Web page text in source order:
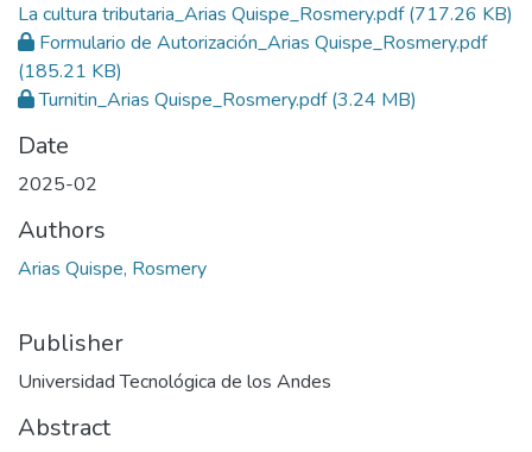
La cultura tributaria_Arias Quispe_Rosmery.pdf(717.26 KB)
Formulario de Autorización_Arias Quispe_Rosmery.pdf
(185.21 KB)
Turnitin_Arias Quispe_Rosmery.pdf(3.24 MB)
Date
2025-02
Authors
Arias Quispe, Rosmery
Publisher
Universidad Tecnológica de los Andes
Abstract